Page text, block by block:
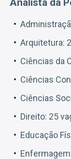
Analista da
Arquitetura:
Ciências da
Ciências
Ciências
Direito: 25
Educação